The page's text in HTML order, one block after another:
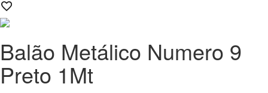
Balão Metálico Numero 9
Preto 1Mt